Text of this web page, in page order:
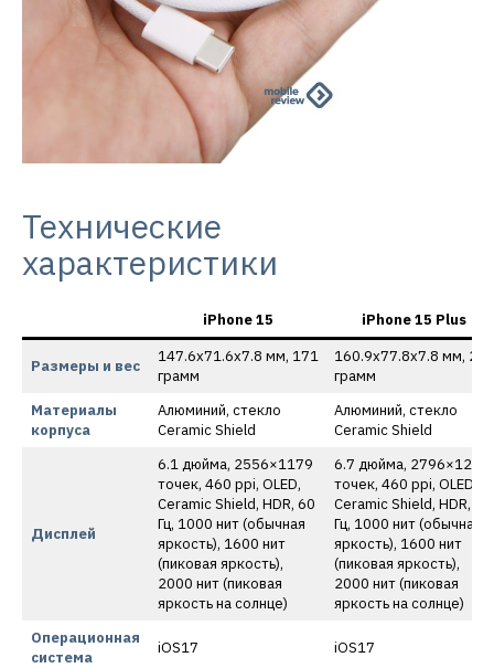
Технические
характеристики
iPhone 15 iPhone 15 Plus
Размеры и вес
147.6х71.6х7.8 мм, 171
грамм
160.9х77.8х7.8 мм, 201
грамм
Материалы
корпуса
Алюминий, стекло
Ceramic Shield
Алюминий, стекло
Ceramic Shield
Дисплей
6.1 дюйма, 2556×1179
точек, 460 ppi, OLED,
Ceramic Shield, HDR, 60
Гц, 1000 нит (обычная
яркость), 1600 нит
(пиковая яркость),
2000 нит (пиковая
яркость на солнце)
6.7 дюйма, 2796×1290
точек, 460 ppi, OLED,
Ceramic Shield, HDR, 60
Гц, 1000 нит (обычная
яркость), 1600 нит
(пиковая яркость),
2000 нит (пиковая
яркость на солнце)
Операционная
система
iOS17 iOS17